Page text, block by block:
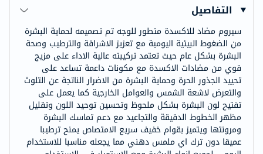
التفاصيل
سيروم مضاد للاكسدة متطور للوجه تم تصميمه لحماية البشرة
من الضغوط البيئية اليومية مع تعزيز الاشراقة والترطيب وصحة
البشرة بشكل عام حيث تعتمد تركيبته عالية الاداء على مزيج
قوي من مضادات الاكسدة مع مكونات داعمة تساعد على
تحييد الجذور الحرة وحماية البشرة من الاضرار الناتجة عن التلوث
والتعرض لاشعة الشمس والعوامل الخارجية كما يعمل على
تفتيح لون البشرة بشكل ملحوظ وتحسين توحيد اللون وتقليل
مظهر الخطوط الدقيقة والتجاعيد مع دعم تماسك البشرة
ومرونتها ويتميز بقوام خفيف سريع الامتصاص يمنح ترطيبا
عميقا دون ترك اي ملمس دهني مما يجعله مناسبا للاستخدام